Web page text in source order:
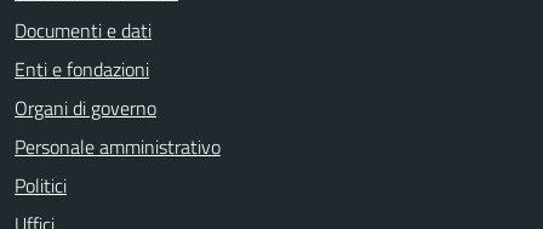
Documenti e dati
Enti e fondazioni
Organi di governo
Personale amministrativo
Politici